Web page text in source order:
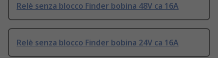
Relè senza blocco Finder bobina 48V ca 16A
Relè senza blocco Finder bobina 24V ca 16A